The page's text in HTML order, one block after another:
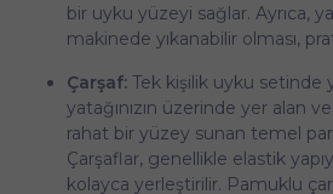
bir uyku yüzeyi sağlar. Ayrıca,
makinede yıkanabilir olması,
Çarşaf: Tek kişilik uyku setinde
yatağınızın üzerinde yer alan
rahat bir yüzey sunan temel
Çarşaflar, genellikle elastik
kolayca yerleştirilir. Pamuklu